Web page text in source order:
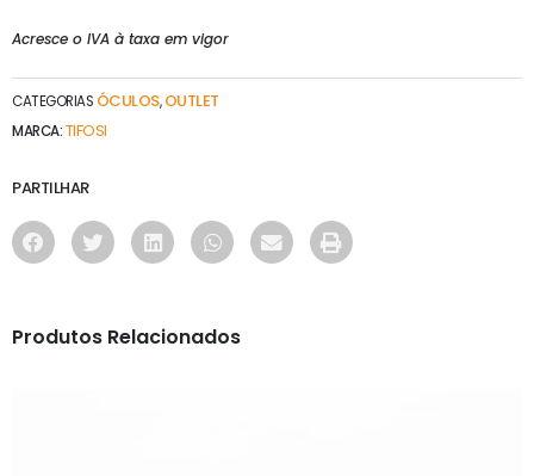
Acresce o IVA à taxa em vigor
CATEGORIAS ÓCULOS,OUTLET
MARCA:TIFOSI
PARTILHAR
Produtos Relacionados